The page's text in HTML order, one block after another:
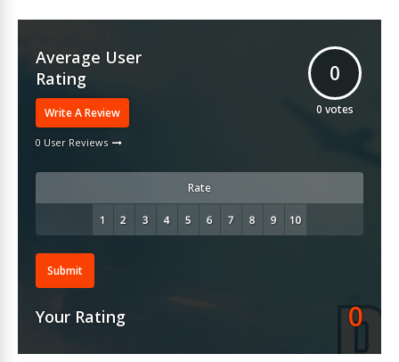
Average User
Rating
Write A Review
0 User Reviews
0
0 votes
Rate
Submit
Your Rating 0